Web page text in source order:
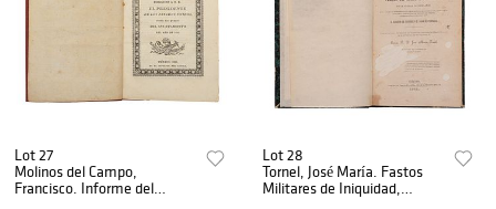
Lot 27
Molinos del Campo,
Francisco. Informe del
Lot 28
Tornel, José María. Fastos
Militares de Iniquidad,